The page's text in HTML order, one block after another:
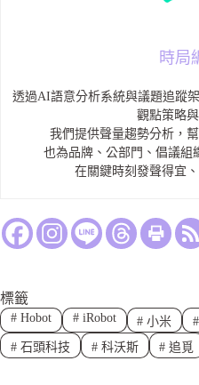
時局
透過AI語意分析系統與議題追蹤
觀點策略
我們提供聲量趨勢分析，
也為品牌、公部門、倡議組
在關鍵時刻發聲得宜
標籤
#Hobot #iRobot # 小米 #
#石頭科技 #科沃斯 # 追覓